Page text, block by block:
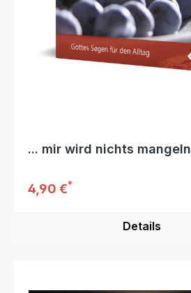
... mir wird nichts mangeln
Regulärer Preis:
4,90 €*
Details